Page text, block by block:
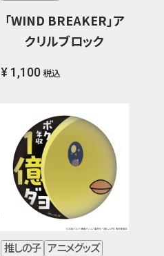
「WIND BREAKER」ア
クリルブロック
¥ 1,100 税込
推しの子 アニメグッズ